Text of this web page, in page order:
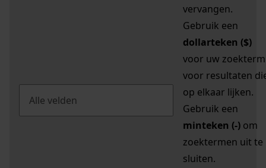
vervangen.
Gebruik een
dollarteken ($)
voor uw zoekterm
voor resultaten
op elkaar lijken.
Gebruik een
minteken (-) om
zoektermen uit te
sluiten.